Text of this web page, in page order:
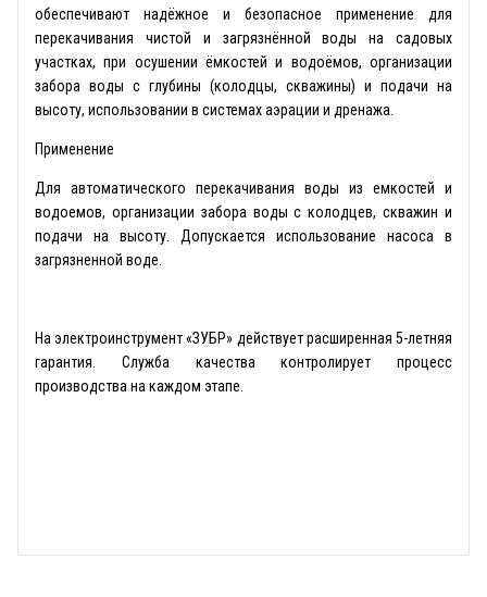
обеспечивают надёжное и безопасное применение для
перекачивания чистой и загрязнённой воды на садовых
участках, при осушении ёмкостей и водоёмов, организации
забора воды с глубины (колодцы, скважины) и подачи на
высоту, использовании в системах аэрации и дренажа.
Применение
Для автоматического перекачивания воды из емкостей и
водоемов, организации забора воды с колодцев, скважин и
подачи на высоту. Допускается использование насоса в
загрязненной воде.
На электроинструмент «ЗУБР» действует расширенная 5-летняя
гарантия. Служба качества контролирует процесс
производства на каждом этапе.